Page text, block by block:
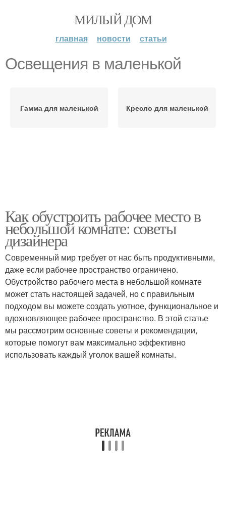
МИЛЫЙ ДОМ
главная новости статьи
Освещения в маленькой
Гамма для маленькой Кресло для маленькой
Как обустроить рабочее место в
небольшой комнате: советы
дизайнера
Современный мир требует от нас быть продуктивными,
даже если рабочее пространство ограничено.
Обустройство рабочего места в небольшой комнате
может стать настоящей задачей, но с правильным
подходом вы можете создать уютное, функциональное и
вдохновляющее рабочее пространство. В этой статье
мы рассмотрим основные советы и рекомендации,
которые помогут вам максимально эффективно
использовать каждый уголок вашей комнаты.